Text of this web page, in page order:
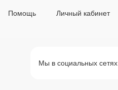
Помощь Личный кабинет
Мы в социальных сетях